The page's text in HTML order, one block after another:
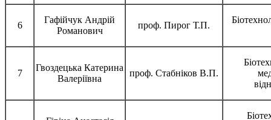
6
Гафійчук Андрій
Романович
проф. Пирог Т.П.
7
Гвоздецька Катерина
Валеріївна
проф. Стабніков В.П.